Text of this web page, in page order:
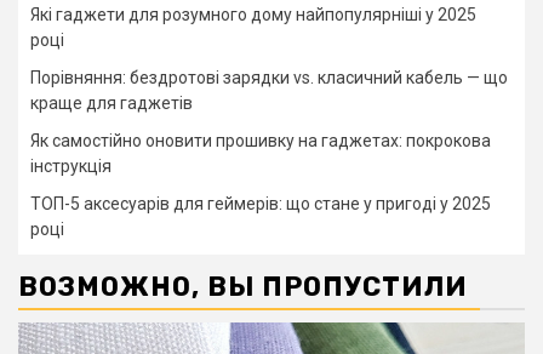
Які гаджети для розумного дому найпопулярніші у 2025
році
Порівняння: бездротові зарядки vs. класичний кабель — що
краще для гаджетів
Як самостійно оновити прошивку на гаджетах: покрокова
інструкція
ТОП-5 аксесуарів для геймерів: що стане у пригоді у 2025
році
ВОЗМОЖНО, ВЫ ПРОПУСТИЛИ